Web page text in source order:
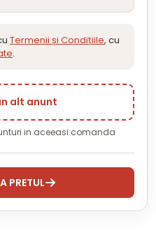
Termenii și Condițiile, cu
.
alt anunt
in aceeasi comanda
PRETUL